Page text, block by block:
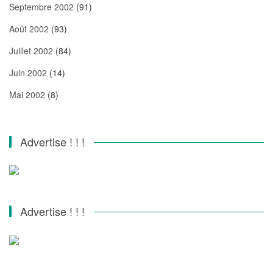
Septembre 2002 (91)
Août 2002 (93)
Juillet 2002 (84)
Juin 2002 (14)
Mai 2002 (8)
Advertise ! ! !
Advertise ! ! !